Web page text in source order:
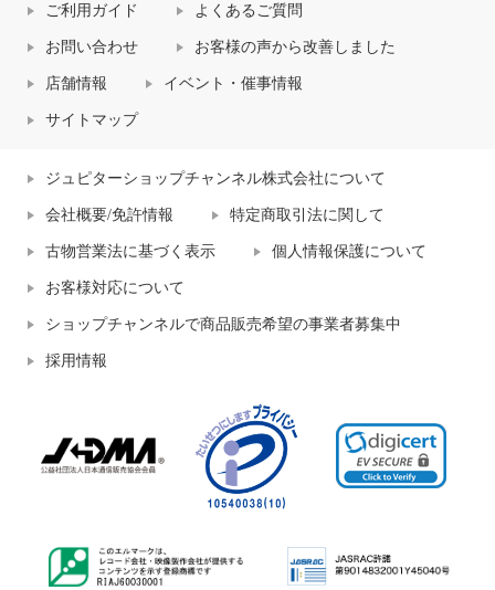
ご利用ガイド よくあるご質問
お問い合わせ お客様の声から改善しました
店舗情報 イベント・催事情報
サイトマップ
ジュピターショップチャンネル株式会社について
会社概要/免許情報 特定商取引法に関して
古物営業法に基づく表示 個人情報保護について
お客様対応について
ショップチャンネルで商品販売希望の事業者募集中
採用情報